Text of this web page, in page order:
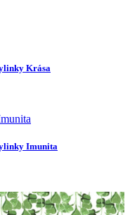
Krása
Imunita